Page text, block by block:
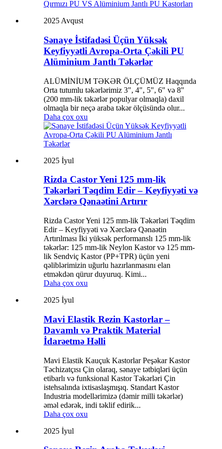
2025 Avqust
Sənaye İstifadəsi Üçün Yüksək
Keyfiyyətli Avropa-Orta Çəkili PU
Alüminium Jantlı Təkərlər
ALÜMİNİUM TƏKƏR ÖLÇÜMÜZ Haqqında
Orta tutumlu təkərlərimiz 3", 4", 5", 6" və 8"
(200 mm-lik təkərlər populyar olmaqla) daxil
olmaqla bir neçə araba təkər ölçüsündə olur...
Daha çox oxu
2025 İyul
Rizda Castor Yeni 125 mm-lik
Təkərləri Təqdim Edir – Keyfiyyəti və
Xərclərə Qənaətini Artırır
Rizda Castor Yeni 125 mm-lik Təkərləri Təqdim
Edir – Keyfiyyəti və Xərclərə Qənaətin
Artırılması İki yüksək performanslı 125 mm-lik
təkərlər: 125 mm-lik Neylon Kastor və 125 mm-
lik Sendviç Kastor (PP+TPR) üçün yeni
qəliblərimizin uğurlu hazırlanmasını elan
etməkdən qürur duyuruq. Kimi...
Daha çox oxu
2025 İyul
Mavi Elastik Rezin Kastorlar –
Davamlı və Praktik Material
İdarəetmə Həlli
Mavi Elastik Kauçuk Kastorlar Peşəkar Kastor
Təchizatçısı Çin olaraq, sənaye tətbiqləri üçün
etibarlı və funksional Kastor Təkərləri Çin
istehsalında ixtisaslaşmışıq. Standart Kastor
Industria modellərimizə (dəmir milli təkərlər)
əməl edərək, indi təklif edirik...
Daha çox oxu
2025 İyul